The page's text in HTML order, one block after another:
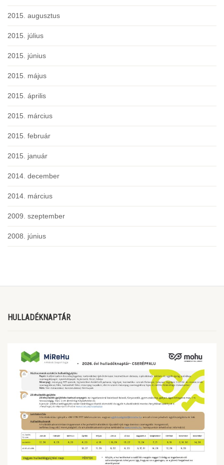
2015. augusztus
2015. július
2015. június
2015. május
2015. április
2015. március
2015. február
2015. január
2014. december
2014. március
2009. szeptember
2008. június
HULLADÉKNAPTÁR